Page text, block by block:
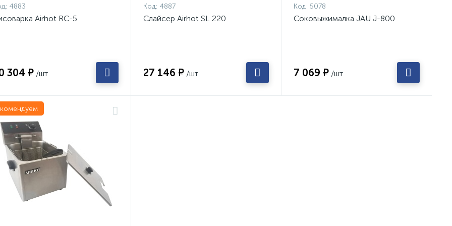
4883
Airhot RC-5
304 ₽ /шт
Код: 4887
Слайсер Airhot SL 220
27 146 ₽ /шт
Код: 5078
Соковыжималка JAU J-800
7 069 ₽ /шт